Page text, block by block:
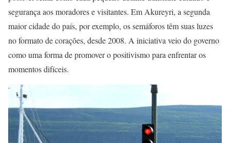
segurança aos moradores e visitantes. Em Akureyri, a segunda
maior cidade do país, por exemplo, os semáforos têm suas luzes
no formato de corações, desde 2008. A iniciativa veio do governo
como uma forma de promover o positivismo para enfrentar os
momentos difíceis.